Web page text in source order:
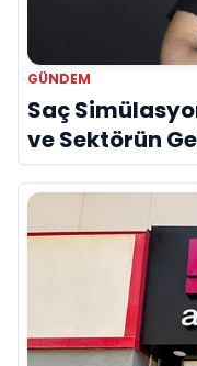
GÜNDEM
Saç
ve Sektörün